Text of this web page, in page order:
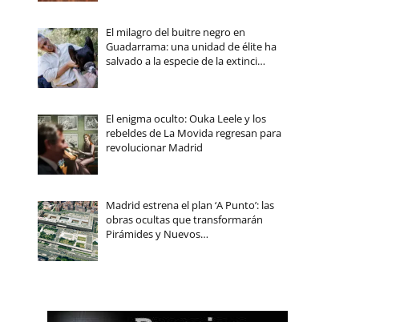
El milagro del buitre negro en
Guadarrama: una unidad de élite ha
salvado a la especie de la extinci…
El enigma oculto: Ouka Leele y los
rebeldes de La Movida regresan para
revolucionar Madrid
Madrid estrena el plan ‘A Punto’: las
obras ocultas que transformarán
Pirámides y Nuevos…